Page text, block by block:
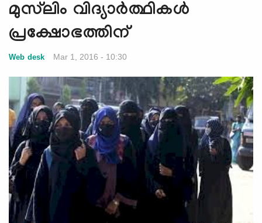
t
o
n
മുസ്‌ലിം വിദ്യാര്‍ത്ഥികള്‍
പ്രക്ഷോഭത്തിന്
Web desk Mar 1, 2016 - 10:30